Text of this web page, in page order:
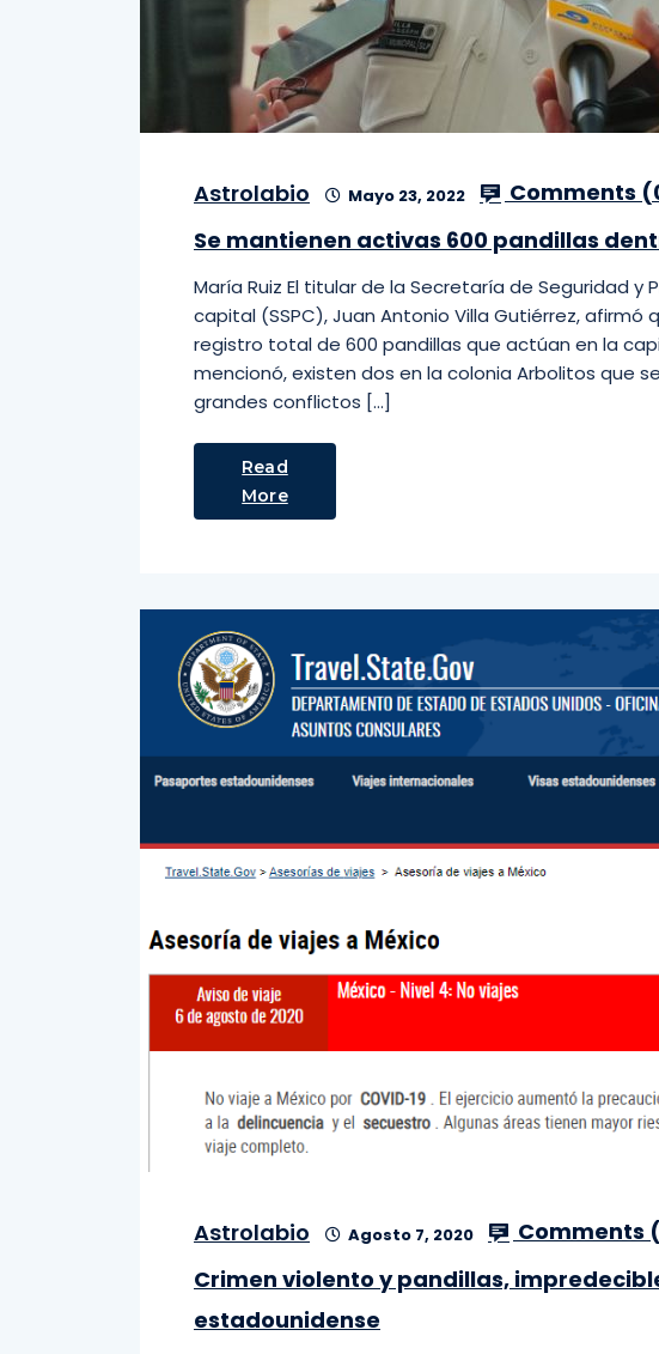
Astrolabio Mayo 23, 2022 Comments (
Se mantienen activas 600 pandillas
María Ruiz El titular de la Secretaría de Seguridad y
capital (SSPC), Juan Antonio Villa Gutiérrez,
registro total de 600 pandillas que actúan en la
mencionó, existen dos en la colonia Arbolitos que
grandes conflictos […]
Read
More
Astrolabio Agosto 7, 2020 Comments (
Crimen violento y pandillas,
estadounidense